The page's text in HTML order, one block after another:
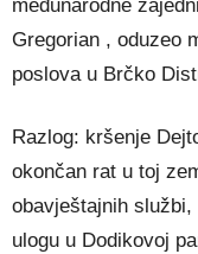
međunarodne
Gregorian , oduzeo
poslova u Brčko
Razlog: kršenje
okončan rat u toj
obavještajnih
ulogu u Dodikovoj